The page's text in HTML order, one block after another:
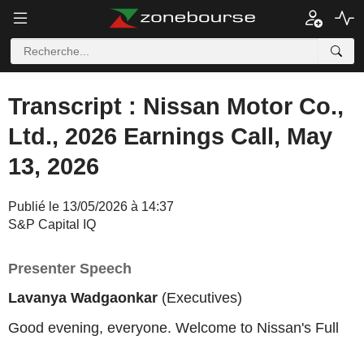
Transcript : Nissan Motor Co.,
Ltd., 2026 Earnings Call, May
13, 2026
Publié le 13/05/2026 à 14:37
S&P Capital IQ
Presenter Speech
Lavanya Wadgaonkar (Executives)
Good evening, everyone. Welcome to Nissan's Full